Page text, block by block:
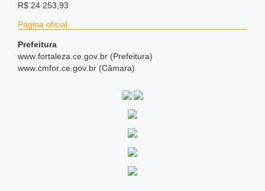
R$ 24 253,93
Página oficial
Prefeitura
www .fortaleza .ce .gov .br (Prefeitura)
www .cmfor .ce .gov .br (Câmara)